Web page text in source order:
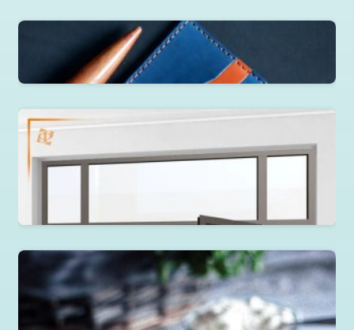
Портмоне слим
Перегородки из алюминия и стекла от ФабрикантЪ
Оконные системы
Пельмени, вареники, манты, хинкали, хинкал в
ассортименте